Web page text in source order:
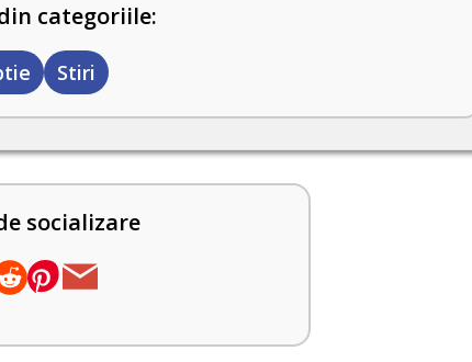
categoriile:
Stiri
socializare